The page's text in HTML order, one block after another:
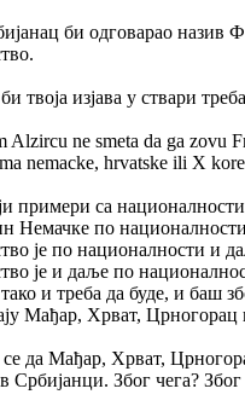
би одговарао назив
твоја изјава у ствари
Alzircu ne smeta da ga zovu
nemacke, hrvatske ili X
примери са
Немачке по
је по националности и
је и даље по
и треба да буде, и баш
Мађар, Хрват,
да Мађар, Хрват,
Србијанци. Због чега?